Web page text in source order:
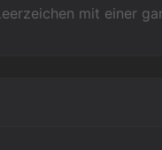
mit einer